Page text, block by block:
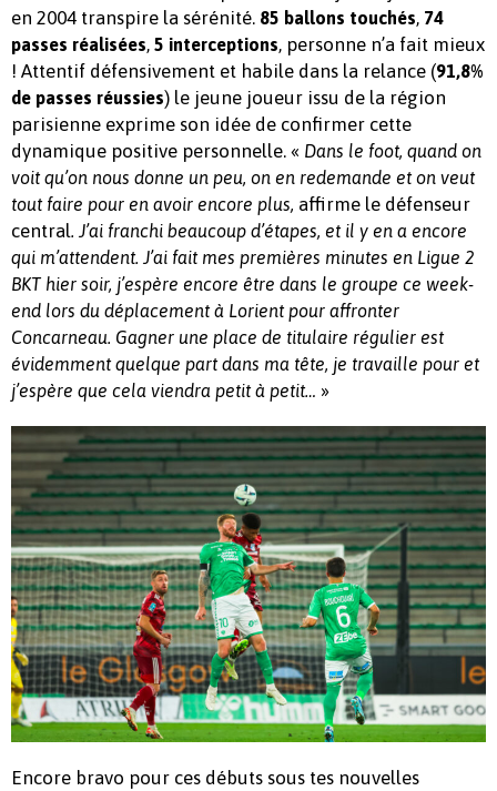
en 2004 transpire la sérénité. 85 ballons touchés, 74
passes réalisées, 5 interceptions, personne n’a fait mieux
! Attentif défensivement et habile dans la relance (91,8%
de passes réussies) le jeune joueur issu de la région
parisienne exprime son idée de confirmer cette
dynamique positive personnelle. « Dans le foot, quand on
voit qu’on nous donne un peu, on en redemande et on veut
tout faire pour en avoir encore plus, affirme le défenseur
central. J’ai franchi beaucoup d’étapes, et il y en a encore
qui m’attendent. J’ai fait mes premières minutes en Ligue 2
BKT hier soir, j’espère encore être dans le groupe ce week-
end lors du déplacement à Lorient pour affronter
Concarneau. Gagner une place de titulaire régulier est
évidemment quelque part dans ma tête, je travaille pour et
j’espère que cela viendra petit à petit… »
Encore bravo pour ces débuts sous tes nouvelles